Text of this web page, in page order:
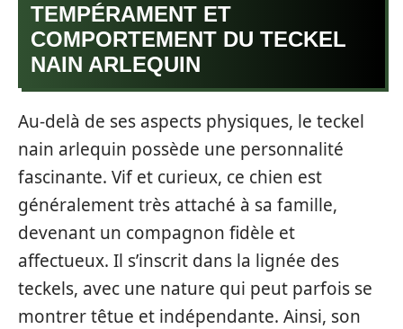
TEMPÉRAMENT ET
COMPORTEMENT DU TECKEL
NAIN ARLEQUIN
Au-delà de ses aspects physiques, le teckel
nain arlequin possède une personnalité
fascinante. Vif et curieux, ce chien est
généralement très attaché à sa famille,
devenant un compagnon fidèle et
affectueux. Il s’inscrit dans la lignée des
teckels, avec une nature qui peut parfois se
montrer têtue et indépendante. Ainsi, son